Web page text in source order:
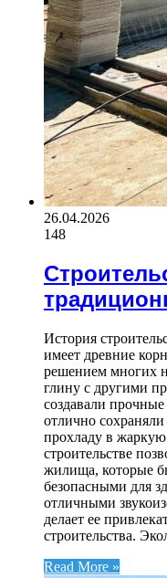
26.04.2026
148
История
имеет древние
решением многих
глину с другими
создавали
отлично
прохладу в
строительстве
жилища, которые
безопасными для
отличными
делает ее
строительства.
Read More »